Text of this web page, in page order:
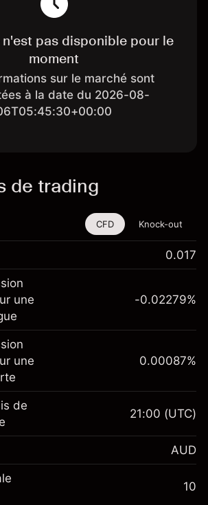
n'est pas disponible pour le
moment
sur le marché sont
à la date du 2026-08-
de trading
financier est disponible pour
CFD et les Knock-outs.
sur :
CFD Knock-out
0.017
une
A$1,000.00
des fonds
-0.02279%
une
0.00087%
de
21:00 (UTC)
AUD
10